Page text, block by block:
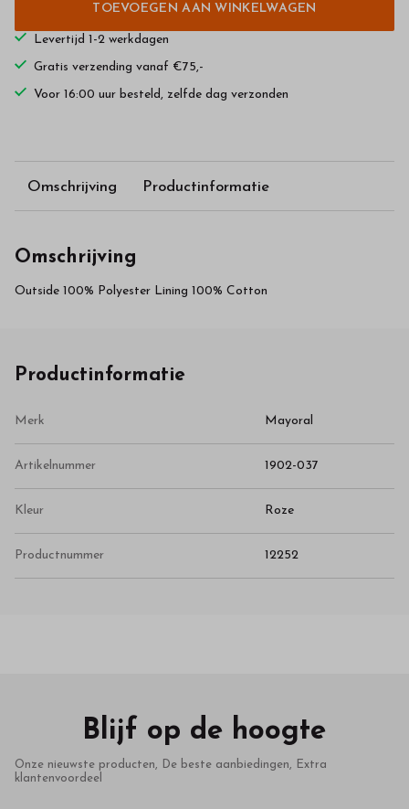
TOEVOEGEN AAN WINKELWAGEN
Levertijd 1-2 werkdagen
Gratis verzending vanaf €75,-
Voor 16:00 uur besteld, zelfde dag verzonden
Omschrijving Productinformatie
Omschrijving
Outside 100% Polyester Lining 100% Cotton
Productinformatie
Merk Mayoral
Artikelnummer 1902-037
Kleur Roze
Productnummer 12252
Blijf op de hoogte
Onze nieuwste producten, De beste aanbiedingen, Extra
klantenvoordeel